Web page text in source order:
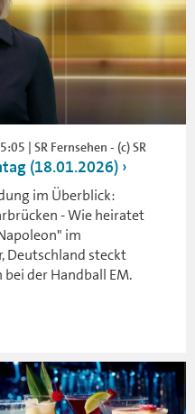
| SR Fernsehen - (c) SR
(18.01.2026)
im Überblick:
- Wie heiratet
im
Deutschland steckt
der Handball EM.